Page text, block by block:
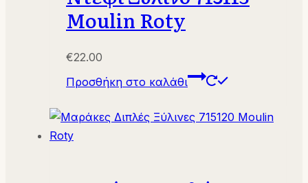
Moulin Roty
€22.00
Προσθήκη στο καλάθι